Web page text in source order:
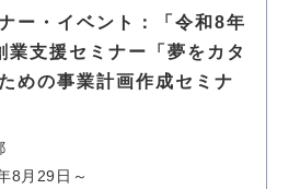
ー・イベント：「令和8年
業支援セミナー「夢をカタ
めの事業計画作成セミナ
8月29日～